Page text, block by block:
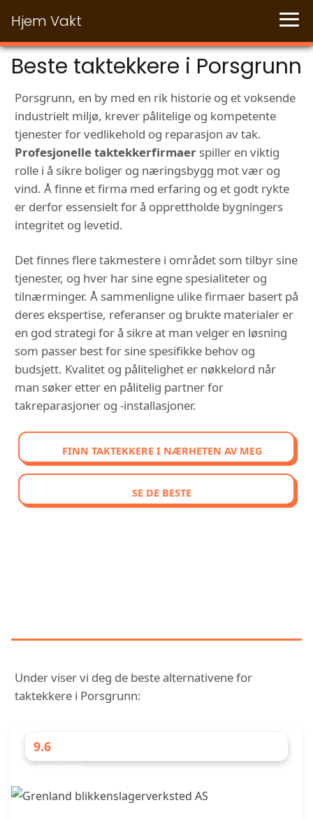
Hjem Vakt
Beste taktekkere i Porsgrunn
Porsgrunn, en by med en rik historie og et voksende
industrielt miljø, krever pålitelige og kompetente
tjenester for vedlikehold og reparasjon av tak.
Profesjonelle taktekkerfirmaer spiller en viktig
rolle i å sikre boliger og næringsbygg mot vær og
vind. Å finne et firma med erfaring og et godt rykte
er derfor essensielt for å opprettholde bygningers
integritet og levetid.
Det finnes flere takmestere i området som tilbyr sine
tjenester, og hver har sine egne spesialiteter og
tilnærminger. Å sammenligne ulike firmaer basert på
deres ekspertise, referanser og brukte materialer er
en god strategi for å sikre at man velger en løsning
som passer best for sine spesifikke behov og
budsjett. Kvalitet og pålitelighet er nøkkelord når
man søker etter en pålitelig partner for
takreparasjoner og -installasjoner.
FINN TAKTEKKERE I NÆRHETEN AV MEG
SE DE BESTE
Under viser vi deg de beste alternativene for
taktekkere i Porsgrunn:
9.6